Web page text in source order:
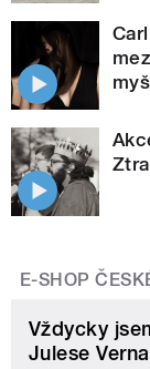
E-SHOP
Vždycky
Julese